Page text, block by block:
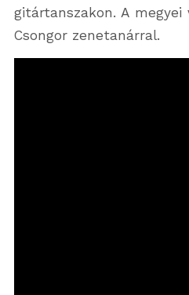
gitártanszakon. A
Csongor zenetanárral.